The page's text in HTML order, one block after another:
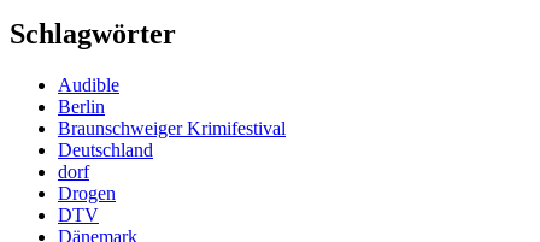
Schlagwörter
Audible
Berlin
Braunschweiger Krimifestival
Deutschland
dorf
Drogen
DTV
Dänemark